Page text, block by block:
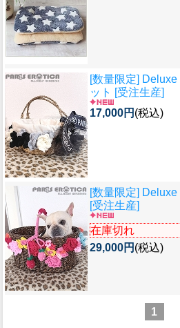
[数量限定]
ット [受注生産]
17,000円 (税込)
[数量限定]
[受注生産]
在庫切れ
29,000円 (税込)
1